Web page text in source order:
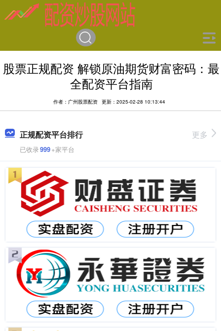
股票正规配资 解锁原油期货财富密码：最
全配资平台指南
作者：广州股票配资 更新：2025-02-28 10:13:44
正规配资平台排行
已收录999+家平台
更多